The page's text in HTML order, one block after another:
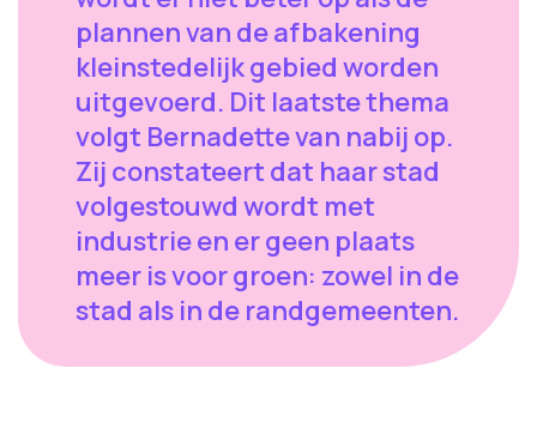
plannen van de afbakening
kleinstedelijk gebied worden
uitgevoerd. Dit laatste thema
volgt Bernadette van nabij op.
Zij constateert dat haar stad
volgestouwd wordt met
industrie en er geen plaats
meer is voor groen: zowel in de
stad als in de randgemeenten.